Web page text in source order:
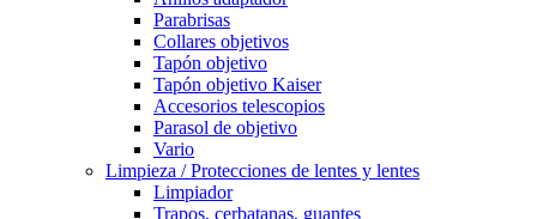
Parabrisas
Collares objetivos
Tapón objetivo
Tapón objetivo Kaiser
Accesorios telescopios
Parasol de objetivo
Vario
Limpieza / Protecciones de lentes y lentes
Limpiador
Trapos, cerbatanas, guantes